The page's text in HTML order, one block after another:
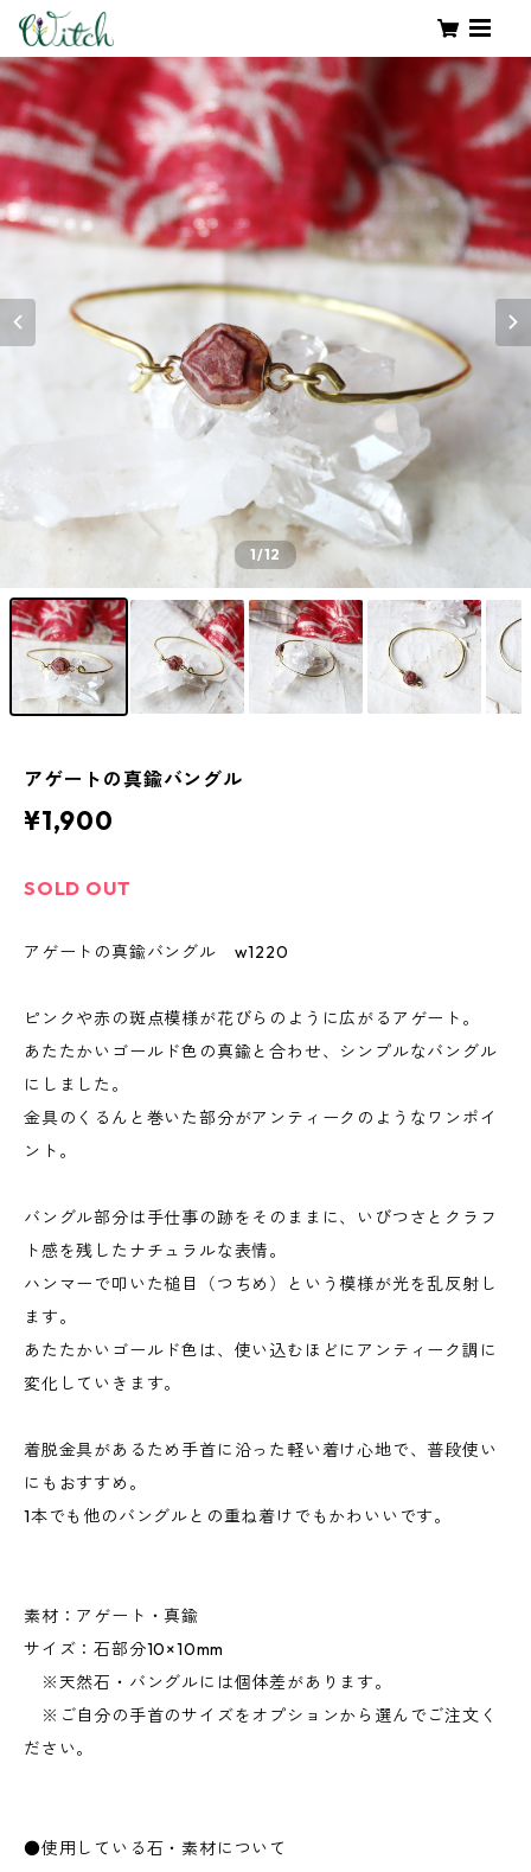
1/12
アゲートの真鍮バングル
¥1,900
SOLD OUT
アゲートの真鍮バングル w1220
ピンクや赤の斑点模様が花びらのように広がるアゲート。
あたたかいゴールド色の真鍮と合わせ、シンプルなバングル
にしました。
金具のくるんと巻いた部分がアンティークのようなワンポイ
ント。
バングル部分は手仕事の跡をそのままに、いびつさとクラフ
ト感を残したナチュラルな表情。
ハンマーで叩いた槌目（つちめ）という模様が光を乱反射し
ます。
あたたかいゴールド色は、使い込むほどにアンティーク調に
変化していきます。
着脱金具があるため手首に沿った軽い着け心地で、普段使い
にもおすすめ。
1本でも他のバングルとの重ね着けでもかわいいです。
素材：アゲート・真鍮
サイズ：石部分10×10mm
※天然石・バングルには個体差があります。
※ご自分の手首のサイズをオプションから選んでご注文く
ださい。
●使用している石・素材について